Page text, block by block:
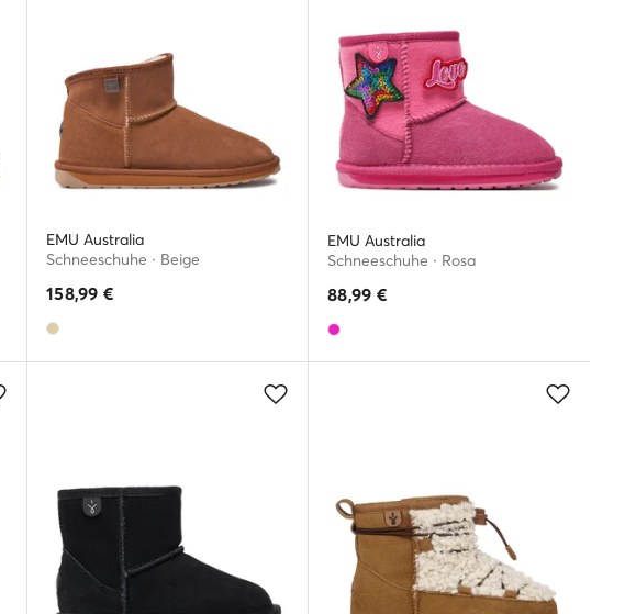
EMU Australia
Schneeschuhe · Beige
158,99 €
EMU Australia
Schneeschuhe · Rosa
88,99 €